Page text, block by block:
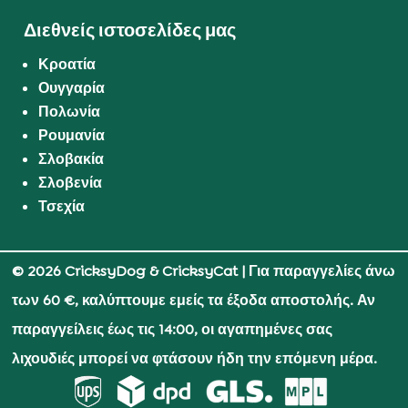
Διεθνείς ιστοσελίδες μας
Κροατία
Ουγγαρία
Πολωνία
Ρουμανία
Σλοβακία
Σλοβενία
Τσεχία
© 2026 CricksyDog & CricksyCat| Για παραγγελίες άνω
των 60 €, καλύπτουμε εμείς τα έξοδα αποστολής. Αν
παραγγείλεις έως τις 14:00, οι αγαπημένες σας
λιχουδιές μπορεί να φτάσουν ήδη την επόμενη μέρα.